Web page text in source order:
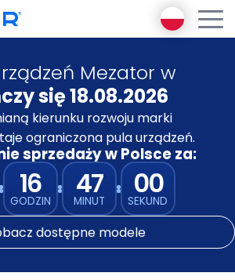
Encyklopedia Diagnostyki
Funkcjonalnej
Mezator BRT 2 gen
Mezator HealthPack
Pakiet premium
nas
Mezator
learning
AI
Blog
się
Mezator w
się 18.08.2026
kierunku rozwoju marki
ograniczona pula urządzeń.
sprzedaży w Polsce za:
16
GODZIN
47
MINUT
00
SEKUND
dostępne modele